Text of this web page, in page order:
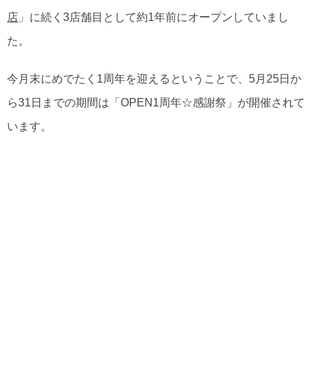
店 」に続く3店舗目として約1年前にオープンしていまし
た。
今月末にめでたく1周年を迎えるということで、5月25日か
ら31日までの期間は「OPEN1周年☆感謝祭」が開催されて
います。